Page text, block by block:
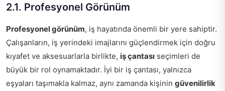
2.1. Profesyonel Görünüm
Profesyonel görünüm, iş hayatında önemli bir yere sahiptir.
Çalışanların, iş yerindeki imajlarını güçlendirmek için doğru
kıyafet ve aksesuarlarla birlikte, iş çantası seçimleri de
büyük bir rol oynamaktadır. İyi bir iş çantası, yalnızca
eşyaları taşımakla kalmaz, aynı zamanda kişinin güvenilirlik